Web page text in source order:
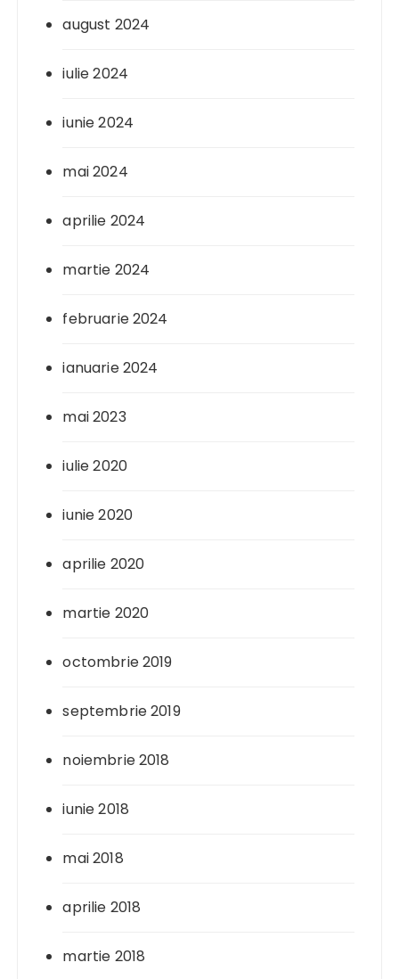
august 2024
iulie 2024
iunie 2024
mai 2024
aprilie 2024
martie 2024
februarie 2024
ianuarie 2024
mai 2023
iulie 2020
iunie 2020
aprilie 2020
martie 2020
octombrie 2019
septembrie 2019
noiembrie 2018
iunie 2018
mai 2018
aprilie 2018
martie 2018